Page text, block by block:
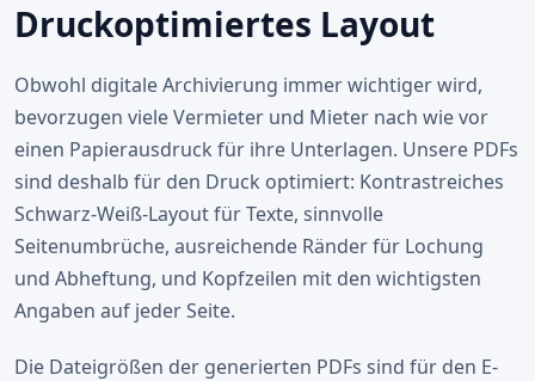
Druckoptimiertes Layout
Obwohl digitale Archivierung immer wichtiger wird,
bevorzugen viele Vermieter und Mieter nach wie vor
einen Papierausdruck für ihre Unterlagen. Unsere PDFs
sind deshalb für den Druck optimiert: Kontrastreiches
Schwarz-Weiß-Layout für Texte, sinnvolle
Seitenumbrüche, ausreichende Ränder für Lochung
und Abheftung, und Kopfzeilen mit den wichtigsten
Angaben auf jeder Seite.
Die Dateigrößen der generierten PDFs sind für den E-